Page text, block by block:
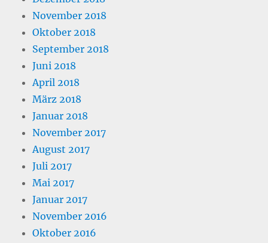
November 2018
Oktober 2018
September 2018
Juni 2018
April 2018
März 2018
Januar 2018
November 2017
August 2017
Juli 2017
Mai 2017
Januar 2017
November 2016
Oktober 2016